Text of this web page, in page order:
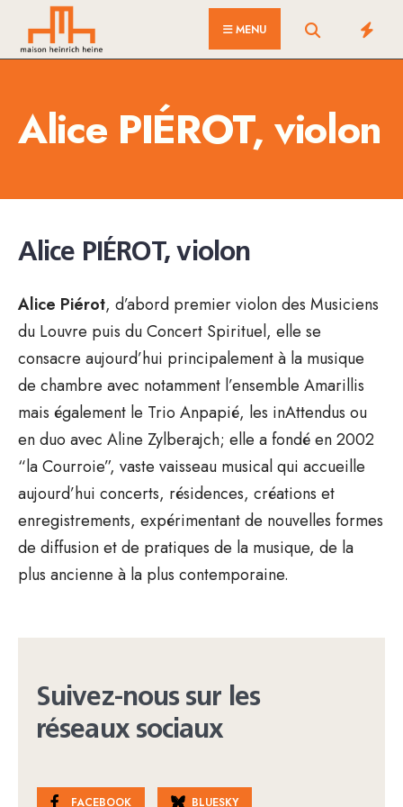
MENU
Alice PIÉROT, violon
Alice PIÉROT, violon
Alice Piérot, d’abord premier violon des Musiciens
du Louvre puis du Concert Spirituel, elle se
consacre aujourd’hui principalement à la musique
de chambre avec notamment l’ensemble Amarillis
mais également le Trio Anpapié, les inAttendus ou
en duo avec Aline Zylberajch; elle a fondé en 2002
“la Courroie”, vaste vaisseau musical qui accueille
aujourd’hui concerts, résidences, créations et
enregistrements, expérimentant de nouvelles formes
de diffusion et de pratiques de la musique, de la
plus ancienne à la plus contemporaine.
Suivez-nous sur les
réseaux sociaux
FACEBOOK BLUESKY